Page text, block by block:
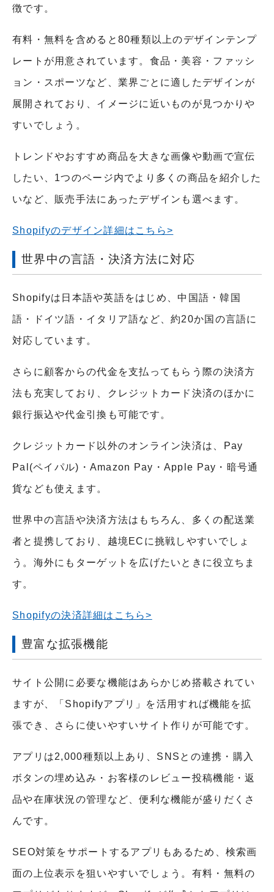
徴です。
有料・無料を含めると80種類以上のデザインテンプ
レートが用意されています。食品・美容・ファッシ
ョン・スポーツなど、業界ごとに適したデザインが
展開されており、イメージに近いものが見つかりや
すいでしょう。
トレンドやおすすめ商品を大きな画像や動画で宣伝
したい、1つのページ内でより多くの商品を紹介した
いなど、販売手法にあったデザインも選べます。
Shopifyのデザイン詳細はこちら>
世界中の言語・決済方法に対応
Shopifyは日本語や英語をはじめ、中国語・韓国
語・ドイツ語・イタリア語など、約20か国の言語に
対応しています。
さらに顧客からの代金を支払ってもらう際の決済方
法も充実しており、クレジットカード決済のほかに
銀行振込や代金引換も可能です。
クレジットカード以外のオンライン決済は、Pay
Pal(ペイパル)・Amazon Pay・Apple Pay・暗号通
貨なども使えます。
世界中の言語や決済方法はもちろん、多くの配送業
者と提携しており、越境ECに挑戦しやすいでしょ
う。海外にもターゲットを広げたいときに役立ちま
す。
Shopifyの決済詳細はこちら>
豊富な拡張機能
サイト公開に必要な機能はあらかじめ搭載されてい
ますが、「Shopifyアプリ」を活用すれば機能を拡
張でき、さらに使いやすいサイト作りが可能です。
アプリは2,000種類以上あり、SNSとの連携・購入
ボタンの埋め込み・お客様のレビュー投稿機能・返
品や在庫状況の管理など、便利な機能が盛りだくさ
んです。
SEO対策をサポートするアプリもあるため、検索画
面の上位表示を狙いやすいでしょう。有料・無料の